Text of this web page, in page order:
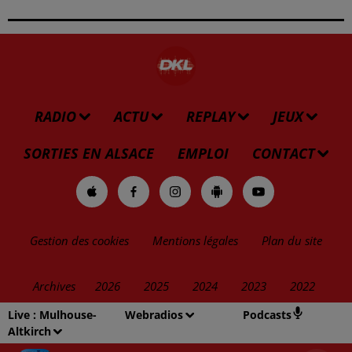
Live : Mulhouse-
Altkirch
Webradios Podcasts
RADIO ACTU REPLAY
JEUX
SORTIES EN ALSACE
EMPLOI CONTACT
Gestion des cookies Mentions légales Plan du site
Archives 2026 2025 2024 2023 2022